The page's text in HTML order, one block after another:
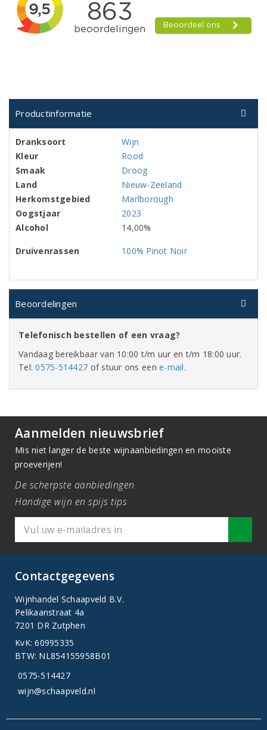
Productinformatie
Dranksoort
Wijn
Kleur
Rood
Smaak
Droog
Land
Nieuw-Zeeland
Herkomstgebied
Marlborough
Oogstjaar
2023
Alcohol
14,00%
Druivenrassen 100% Pinot Noir
Beoordelingen
Telefonisch bestellen of een vraag?
Vandaag bereikbaar van 10:00 t/m uur en t/m 18:00 uur.
Tel:0575-514427 of stuur ons eene-mail.
Aanmelden nieuwsbrief
Mis niet langer de beste wijnaanbiedingen en mooiste
proeverijen!
De scherpste aanbiedingen
Handige wijn en spijs tips
Contactgegevens
Wijnhandel Schaapveld B.V.
Pelikaanstraat 4a
7201 DR Zutphen
KvK: 60995335
BTW: NL854155958B01
0575-514427
wijn@schaapveld.nl